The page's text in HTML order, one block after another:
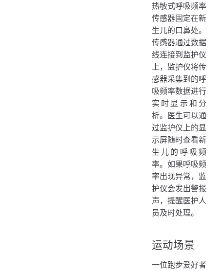
热敏式呼吸频率
传感器固定在新
生儿的口鼻处。
传感器通过数据
线连接到监护仪
上，监护仪将传
感器采集到的呼
吸频率数据进行
实时显示和分
析。医生可以通
过监护仪上的显
示屏随时查看新
生儿的呼吸频
率。如果呼吸频
率出现异常，监
护仪会发出警报
声，提醒医护人
员及时处理。
运动场景
一位跑步爱好者